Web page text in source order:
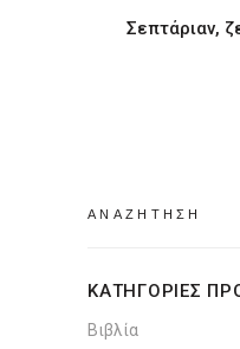
Σεπτάριαν,
ΚΑΤΗΓΟΡΙΕΣ
Βιβλία